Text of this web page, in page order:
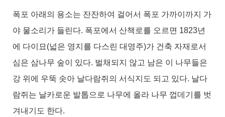
폭포 아래의 용소는 잔잔하여 걸어서 폭포 가까이까지 가
야 물소리가 들린다. 폭포에서 산책로를 오르면 1823년
에 다이묘(넓은 영지를 다스린 대영주)가 건축 자재로서
심은 삼나무 숲이 있다. 벌채되지 않고 남은 이 나무들은
강 위에 우뚝 솟아 날다람쥐의 서식지도 되고 있다. 날다
람쥐는 날카로운 발톱으로 나무에 올라 나무 껍데기를 벗
겨내기도 한다.